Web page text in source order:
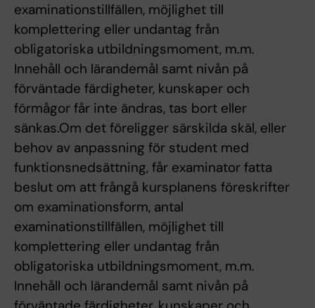
examinationstillfällen, möjlighet till
komplettering eller undantag från
obligatoriska utbildningsmoment, m.m.
Innehåll och lärandemål samt nivån på
förväntade färdigheter, kunskaper och
förmågor får inte ändras, tas bort eller
sänkas.Om det föreligger särskilda skäl, eller
behov av anpassning för student med
funktionsnedsättning, får examinator fatta
beslut om att frångå kursplanens föreskrifter
om examinationsform, antal
examinationstillfällen, möjlighet till
komplettering eller undantag från
obligatoriska utbildningsmoment, m.m.
Innehåll och lärandemål samt nivån på